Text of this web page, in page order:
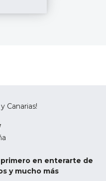
Canarias!
en enterarte de
y mucho más